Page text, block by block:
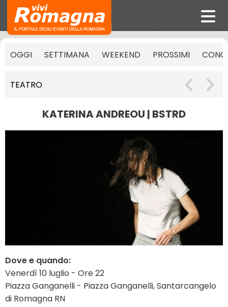
OGGI SETTIMANA WEEKEND PROSSIMI
TEATRO
KATERINA ANDREOU | BSTRD
Dove e quando:
Venerdì 10 luglio - Ore 22
Piazza Ganganelli - Piazza Ganganelli, Santarcangelo
di Romagna RN